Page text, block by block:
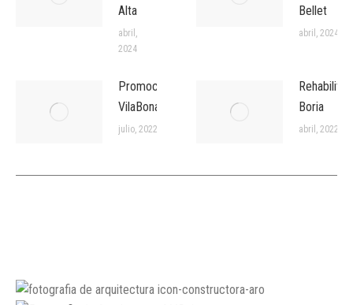
Alta
abril,
2024
Bellet
abril, 2024
Promoción
VilaBonaplata
julio, 2022
Boria
abril, 2022